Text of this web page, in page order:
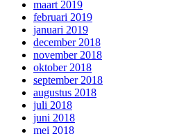
maart 2019
februari 2019
januari 2019
december 2018
november 2018
oktober 2018
september 2018
augustus 2018
juli 2018
juni 2018
mei 2018